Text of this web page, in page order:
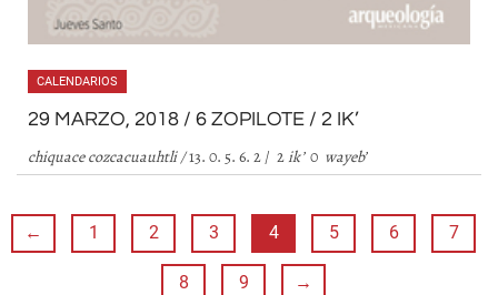
CALENDARIOS
29 MARZO, 2018 / 6 ZOPILOTE / 2 IK’
chiquace cozcacuauhtli /13. 0. 5. 6. 2 / 2ik0 wayeb’
← 1 2 3 4 5 6 7
8 9 →